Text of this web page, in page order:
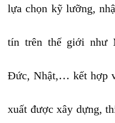
lựa chọn kỹ lưỡng,
tín trên thế giới như
Đức, Nhật,… kết hợp
xuất được xây dựng,